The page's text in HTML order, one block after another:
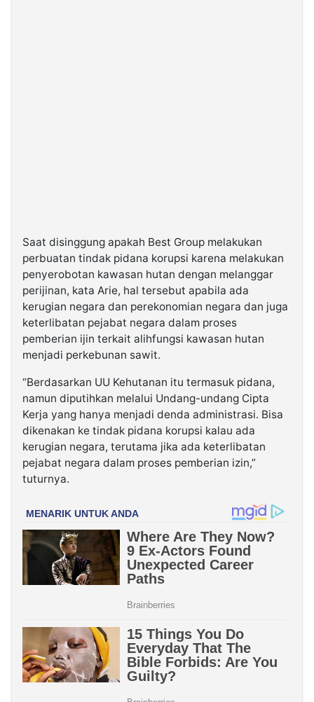
Saat disinggung apakah Best Group melakukan
perbuatan tindak pidana korupsi karena melakukan
penyerobotan kawasan hutan dengan melanggar
perijinan, kata Arie, hal tersebut apabila ada
kerugian negara dan perekonomian negara dan juga
keterlibatan pejabat negara dalam proses
pemberian ijin terkait alihfungsi kawasan hutan
menjadi perkebunan sawit.
“Berdasarkan UU Kehutanan itu termasuk pidana,
namun diputihkan melalui Undang-undang Cipta
Kerja yang hanya menjadi denda administrasi. Bisa
dikenakan ke tindak pidana korupsi kalau ada
kerugian negara, terutama jika ada keterlibatan
pejabat negara dalam proses pemberian izin,”
tuturnya.